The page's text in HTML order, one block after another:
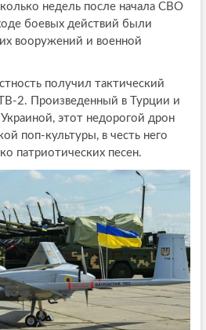
недель после начала СВО
боевых действий были
вооружений и военной
получил тактический
2. Произведенный в Турции и
этот недорогой дрон
поп-культуры, в честь него
патриотических песен.